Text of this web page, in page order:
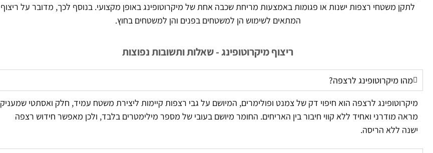
לתקן משטחי רצפות ישנות או פגומות באמצעות מריחת שכבה אחת של מיקרוטופינג באופן מקצועי. בנוסף לכך, מדובר על ריצוף
המתאים לשימוש הן למשטחים בפנים והן למשטחים בחוץ.
ריצוף מיקרוטופינג - שאלות ותשובות נפוצות
מהו מיקרוטופינג לרצפה?
מיקרוטופינג לרצפה הוא חיפוי דק של צמנט ופולימרים, המיושם על גבי רצפות קיימות ליצירת משטח עמיד, חלק ואסתטי שמעניק
מראה מודרני ואחיד ללא קווי חיבור בין האריחים. החומר מיושם בעובי של מספר מילימטרים בלבד, ולכן מאפשר חידוש רצפה
ישנה ללא הריסה.